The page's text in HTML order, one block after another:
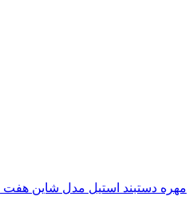
مهره دستبند استیل مدل شاین هفت